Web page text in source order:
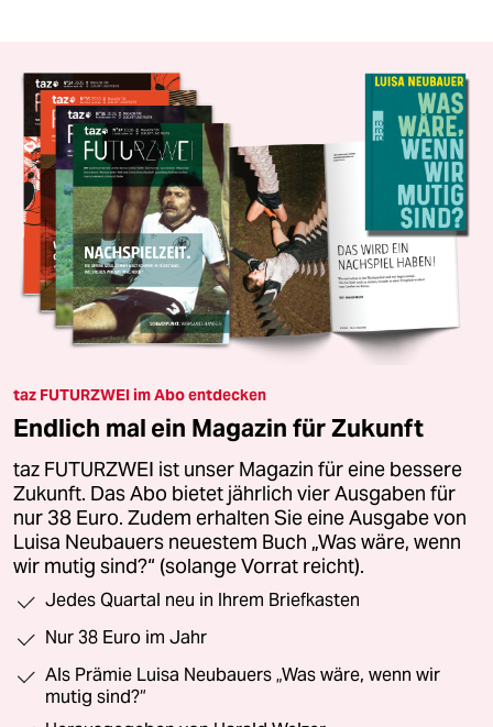
taz FUTURZWEI im Abo entdecken
Endlich mal ein Magazin für Zukunft
taz FUTURZWEI ist unser Magazin für eine bessere
Zukunft. Das Abo bietet jährlich vier Ausgaben für
nur 38 Euro. Zudem erhalten Sie eine Ausgabe von
Luisa Neubauers neuestem Buch „Was wäre, wenn
wir mutig sind?“ (solange Vorrat reicht).
Jedes Quartal neu in Ihrem Briefkasten
Nur 38 Euro im Jahr
Als Prämie Luisa Neubauers „Was wäre, wenn wir
mutig sind?“